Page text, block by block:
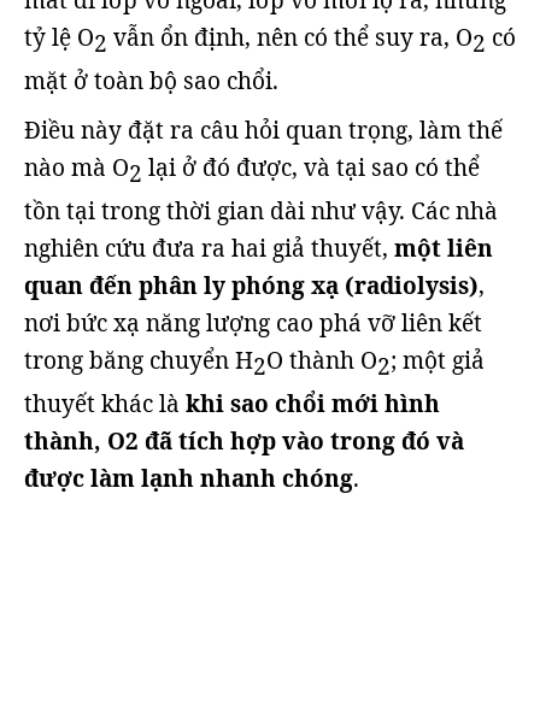
tỷ lệ O2 vẫn ổn định, nên có thể suy ra, O2 có
mặt ở toàn bộ sao chổi.
Điều này đặt ra câu hỏi quan trọng, làm thế
nào mà O2 lại ở đó được, và tại sao có thể
tồn tại trong thời gian dài như vậy. Các nhà
nghiên cứu đưa ra hai giả thuyết, một liên
quan đến phân ly phóng xạ (radiolysis),
nơi bức xạ năng lượng cao phá vỡ liên kết
trong băng chuyển H2O thành O2; một giả
thuyết khác là khi sao chổi mới hình
thành, O2 đã tích hợp vào trong đó và
được làm lạnh nhanh chóng.